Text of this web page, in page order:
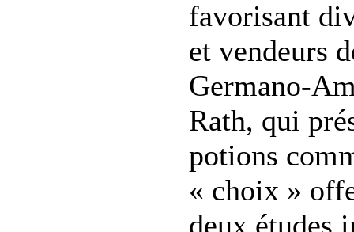
favorisant
et vendeurs
Germano-
Rath, qui
potions
« choix »
deux études